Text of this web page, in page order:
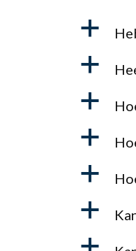
a
a
a
a
a
a
a